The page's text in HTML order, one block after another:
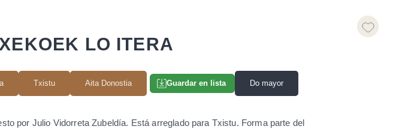
LO ITERA
Txistu Aita Donostia Guardar en lista Do mayor
por Julio Vidorreta Zubeldía. Está arreglado para Txistu. Forma parte del